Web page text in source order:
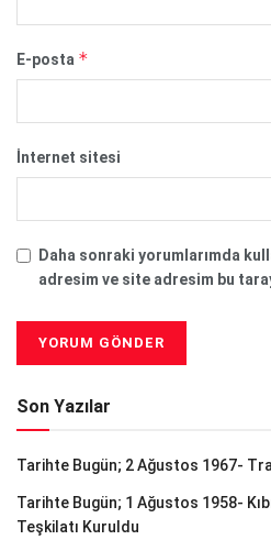
E-posta *
İnternet sitesi
Daha sonraki yorumlarımda
adresim ve site adresim bu
Son Yazılar
Tarihte Bugün; 2 Ağustos 1967-
Tarihte Bugün; 1 Ağustos 1958-
Teşkilatı Kuruldu